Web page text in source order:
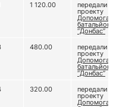
1 120.00 передали
проекту
Допомога
батальйону
“Донбас”
480.00 передали
проекту
Допомога
батальйону
“Донбас”
320.00 передали
проекту
Допомога